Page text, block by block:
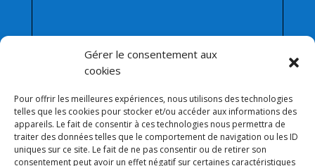
Gérer le consentement aux
cookies
Pour offrir les meilleures expériences, nous utilisons des technologies
telles que les cookies pour stocker et/ou accéder aux informations des
appareils. Le fait de consentir à ces technologies nous permettra de
traiter des données telles que le comportement de navigation ou les ID
uniques sur ce site. Le fait de ne pas consentir ou de retirer son
consentement peut avoir un effet négatif sur certaines caractéristiques
Afficher une carte plus grande